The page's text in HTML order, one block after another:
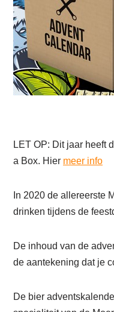
LET OP: Dit jaar heeft
a Box. Hier meer info
In 2020 de allereerste
drinken tijdens de
De inhoud van de
de aantekening dat je
De bier